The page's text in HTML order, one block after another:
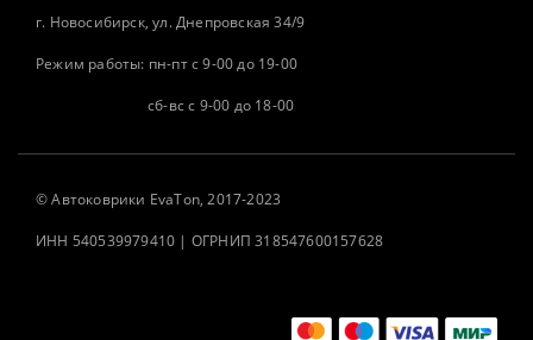
г. Новосибирск, ул. Днепровская 34/9
Режим работы: пн-пт с 9-00 до 19-00
сб-вс с 9-00 до 18-00
©Автоковрики EvaTon, 2017-2023
ИНН 540539979410 | ОГРНИП 318547600157628